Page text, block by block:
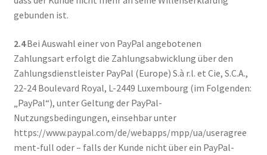
gebunden ist.
2.4Bei Auswahl einer von PayPal angebotenen
Zahlungsart erfolgt die Zahlungsabwicklung über den
Zahlungsdienstleister PayPal (Europe) S.à r.l. et Cie, S.C.A.,
22-24 Boulevard Royal, L-2449 Luxembourg (im Folgenden:
„PayPal“), unter Geltung der PayPal-
Nutzungsbedingungen, einsehbar unter
https://www.paypal.com/de/webapps/mpp/ua/useragree
ment-full oder – falls der Kunde nicht über ein PayPal-